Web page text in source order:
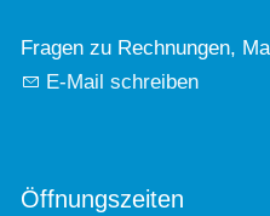
Fragen zu Rechnungen,
E-Mail schreiben
Öffnungszeiten